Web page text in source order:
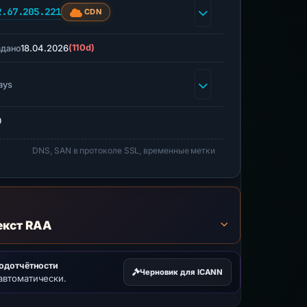
CDN
18.04.2026(110d)
DNS, SAN в протоколе SSL, временные метки
RAA
Черновик для ICANN